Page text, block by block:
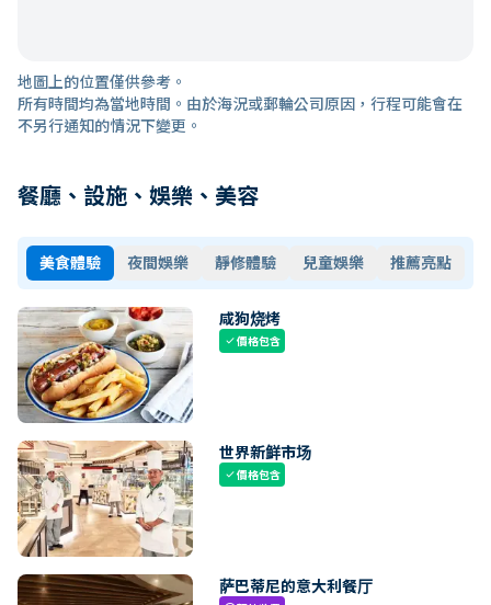
地圖上的位置僅供參考。
所有時間均為當地時間。由於海況或郵輪公司原因，行程可能會在
不另行通知的情況下變更。
餐廳、設施、娛樂、美容
美食體驗 夜間娛樂 靜修體驗 兒童娛樂 推薦亮點
咸狗烧烤
check價格包含
世界新鲜市场
check價格包含
萨巴蒂尼的意大利餐厅